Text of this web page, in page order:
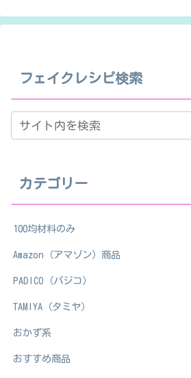
フェイクレシピ検索
カテゴリー
100均材料のみ
Amazon（アマゾン）商品
PADICO（パジコ）
TAMIYA（タミヤ）
おかず系
おすすめ商品